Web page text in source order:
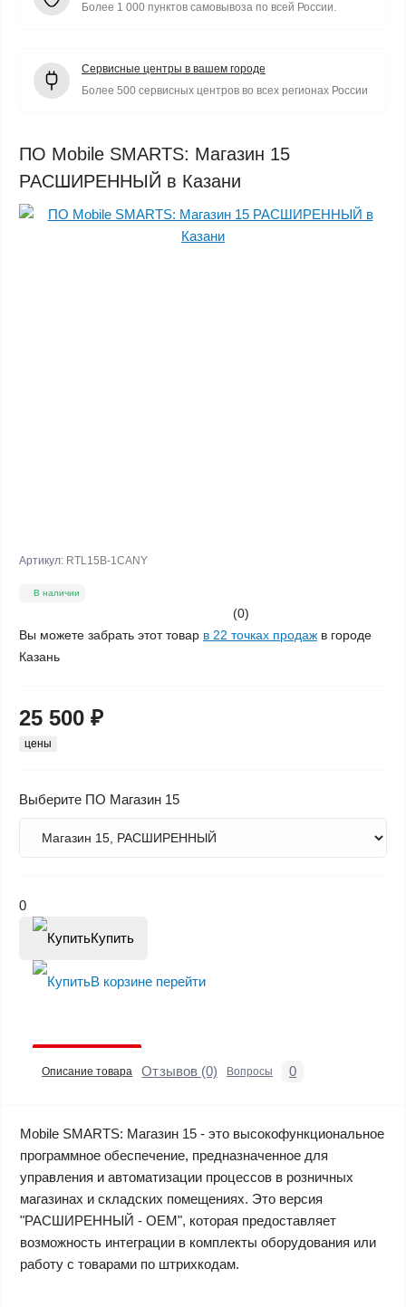
Более 1 000 пунктов самовывоза по всей России.
Сервисные центры в вашем городе
Более 500 сервисных центров во всех регионах России
ПО Mobile SMARTS: Магазин 15
РАСШИРЕННЫЙ в Казани
Артикул: RTL15B-1CANY
В наличии
(0)
Вы можете забрать этот товар в 22 точках продаж в городе
Казань
25 500 ₽
цены
Выберите ПО Магазин 15
0
Купить
В корзине перейти
Описание товара Отзывов (0) Вопросы 0
Mobile SMARTS: Магазин 15 - это высокофункциональное
программное обеспечение, предназначенное для
управления и автоматизации процессов в розничных
магазинах и складских помещениях. Это версия
"РАСШИРЕННЫЙ - OEM", которая предоставляет
возможность интеграции в комплекты оборудования или
работу с товарами по штрихкодам.